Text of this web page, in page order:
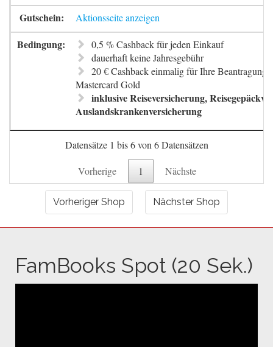
Aktionsseite anzeigen
0,5 % Cashback für jeden Einkauf
dauerhaft keine Jahresgebühr
20 € Cashback einmalig für Ihre Beantragung
Mastercard Gold
inklusive Reiseversicherung,
Auslandskrankenversicherung
Datensätze 1 bis 6 von 6 Datensätzen
Vorherige 1 Nächste
Vorheriger Shop Nächster Shop
FamBooks Spot (20 Sek.)